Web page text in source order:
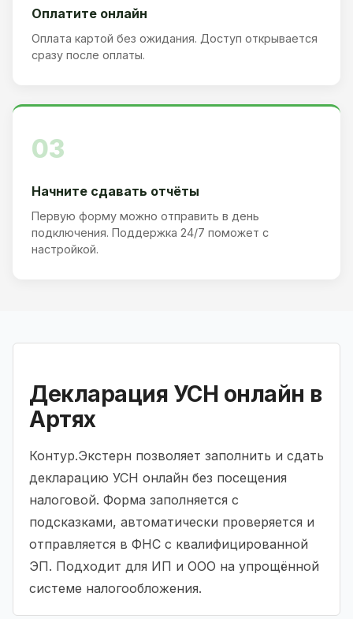
Оплатите онлайн
Оплата картой без ожидания. Доступ открывается
сразу после оплаты.
03
Начните сдавать отчёты
Первую форму можно отправить в день
подключения. Поддержка 24/7 поможет с
настройкой.
Декларация УСН онлайн в
Артях
Контур.Экстерн позволяет заполнить и сдать
декларацию УСН онлайн без посещения
налоговой. Форма заполняется с
подсказками, автоматически проверяется и
отправляется в ФНС с квалифицированной
ЭП. Подходит для ИП и ООО на упрощённой
системе налогообложения.